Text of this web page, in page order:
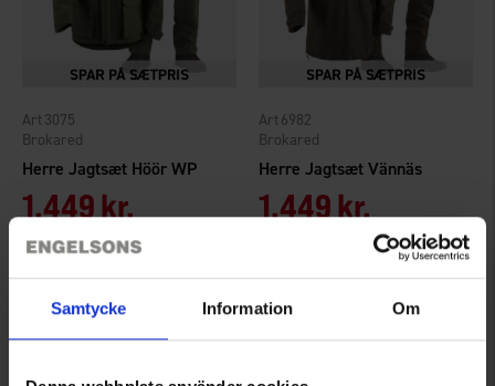
Samtycke Information Om
Herre Jagtsæt Höör WP
Brokared
3075
1.449 kr.
Herre Jagtsæt Vännäs
Brokared
6982
1.449 kr.